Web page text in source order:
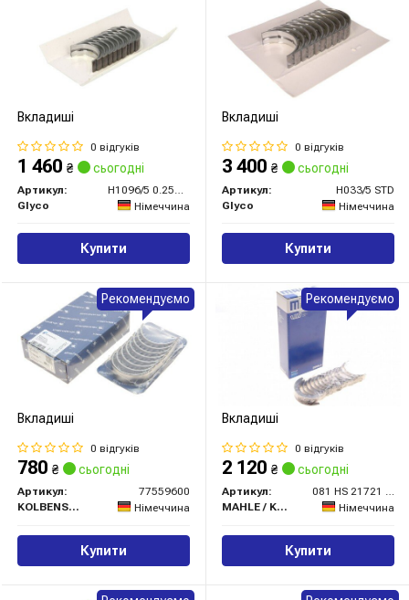
Вкладиші
0 відгуків
1 460 ₴ сьогодні
Артикул:
Glyco
Німеччина
Купити
Вкладиші
0 відгуків
3 400 ₴ сьогодні
Артикул:
H033/5 STD
Glyco
Німеччина
Купити
Вкладиші
0 відгуків
780 ₴ сьогодні
Артикул:
77559600
KOLBENSCHMIDT
Німеччина
Купити
Рекомендуємо
Вкладиші
0 відгуків
2 120 ₴ сьогодні
Артикул:
081 HS 21721 000
MAHLE / KNECHT
Німеччина
Купити
Рекомендуємо